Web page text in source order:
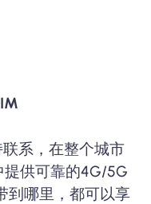
系，在整个城市
供可靠的4G/5G
到哪里，都可以享